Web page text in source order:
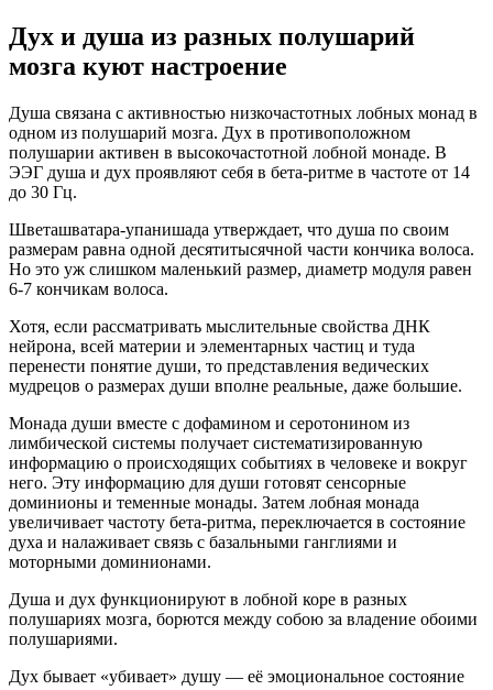
Дух и душа из разных полушарий
мозга куют настроение
Душа связана с активностью низкочастотных лобных монад в
одном из полушарий мозга. Дух в противоположном
полушарии активен в высокочастотной лобной монаде. В
ЭЭГ душа и дух проявляют себя в бета-ритме в частоте от 14
до 30 Гц.
Шветашватара-упанишада утверждает, что душа по своим
размерам равна одной десятитысячной части кончика волоса.
Но это уж слишком маленький размер, диаметр модуля равен
6-7 кончикам волоса.
Хотя, если рассматривать мыслительные свойства ДНК
нейрона, всей материи и элементарных частиц и туда
перенести понятие души, то представления ведических
мудрецов о размерах души вполне реальные, даже большие.
Монада души вместе с дофамином и серотонином из
лимбической системы получает систематизированную
информацию о происходящих событиях в человеке и вокруг
него. Эту информацию для души готовят сенсорные
доминионы и теменные монады. Затем лобная монада
увеличивает частоту бета-ритма, переключается в состояние
духа и налаживает связь с базальными ганглиями и
моторными доминионами.
Душа и дух функционируют в лобной коре в разных
полушариях мозга, борются между собою за владение обоими
полушариями.
Дух бывает «убивает» душу — её эмоциональное состояние